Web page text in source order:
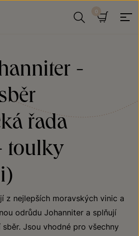
-
řada
toulky
z nejlepších moravských vinic a
odrůdu Johanniter a splňují
Jsou vhodné pro všechny